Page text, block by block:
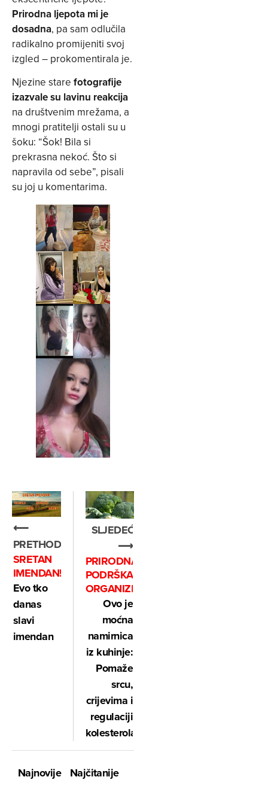
Prirodna ljepota mi je
dosadna, pa sam odlučila
radikalno promijeniti svoj
izgled – prokomentirala je.
Njezine stare fotografije
izazvale su lavinu reakcija
na društvenim mrežama, a
mnogi pratitelji ostali su u
šoku: “Šok! Bila si
prekrasna nekoć. Što si
napravila od sebe”, pisali
su joj u komentarima.
⟵
PRETHODNO
SRETAN
IMENDAN!
Evo tko
danas
slavi
imendan
SLJEDEĆE
⟶
PRIRODNA
PODRŠKA
ORGANIZMU
Ovo je
moćna
namirnica
iz kuhinje:
Pomaže
srcu,
crijevima i
regulaciji
kolesterola
Najnovije
Najčitanije